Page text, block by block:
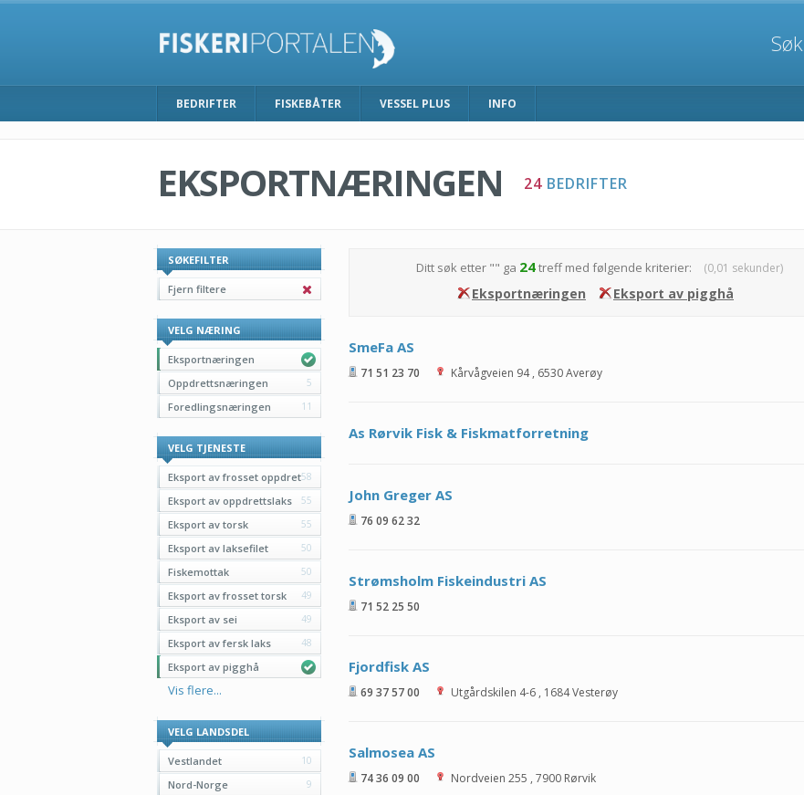
Søk
BEDRIFTER FISKEBÅTER VESSEL PLUS INFO
EKSPORTNÆRINGEN 24 BEDRIFTER
SØKEFILTER
Fjern filtere
VELG NÆRING
Eksportnæringen
Oppdrettsnæringen
5
Foredlingsnæringen 11
VELG TJENESTE
Eksport av frosset oppdret58
Eksport av oppdrettslaks 55
Eksport av torsk 55
Eksport av laksefilet 50
Fiskemottak 50
Eksport av frosset torsk 49
Eksport av sei 49
Eksport av fersk laks 48
Eksport av pigghå
Vis flere...
VELG LANDSDEL
Vestlandet 10
Nord-Norge 9
Ditt søk etter "" ga 24treff med følgende kriterier: (0,01 sekunder)
Eksportnæringen Eksport av pigghå
SmeFa AS
71 51 23 70 Kårvågveien 94, 6530Averøy
As Rørvik Fisk & Fiskmatforretning
John Greger AS
76 09 62 32
Strømsholm Fiskeindustri AS
71 52 25 50
Fjordfisk AS
69 37 57 00 Utgårdskilen 4-6 , 1684Vesterøy
Salmosea AS
74 36 09 00 Nordveien 255 , 7900 Rørvik